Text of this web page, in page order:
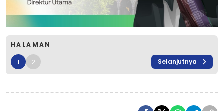
HALAMAN
1 2 Selanjutnya